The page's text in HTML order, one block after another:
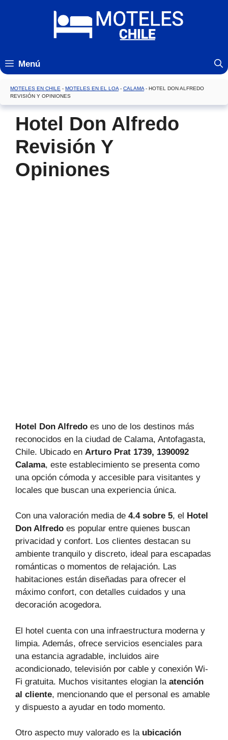
Menú
MOTELES EN CHILE - MOTELES EN EL LOA- CALAMA- HOTEL DON ALFREDO
REVISIÓN Y OPINIONES
Hotel Don Alfredo
Revisión Y
Opiniones
Hotel Don Alfredo es uno de los destinos más
reconocidos en la ciudad de Calama, Antofagasta,
Chile. Ubicado en Arturo Prat 1739, 1390092
Calama, este establecimiento se presenta como
una opción cómoda y accesible para visitantes y
locales que buscan una experiencia única.
Con una valoración media de 4.4 sobre 5, el Hotel
Don Alfredo es popular entre quienes buscan
privacidad y confort. Los clientes destacan su
ambiente tranquilo y discreto, ideal para escapadas
románticas o momentos de relajación. Las
habitaciones están diseñadas para ofrecer el
máximo confort, con detalles cuidados y una
decoración acogedora.
El hotel cuenta con una infraestructura moderna y
limpia. Además, ofrece servicios esenciales para
una estancia agradable, incluidos aire
acondicionado, televisión por cable y conexión Wi-
Fi gratuita. Muchos visitantes elogian la atención
al cliente, mencionando que el personal es amable
y dispuesto a ayudar en todo momento.
Otro aspecto muy valorado es la ubicación